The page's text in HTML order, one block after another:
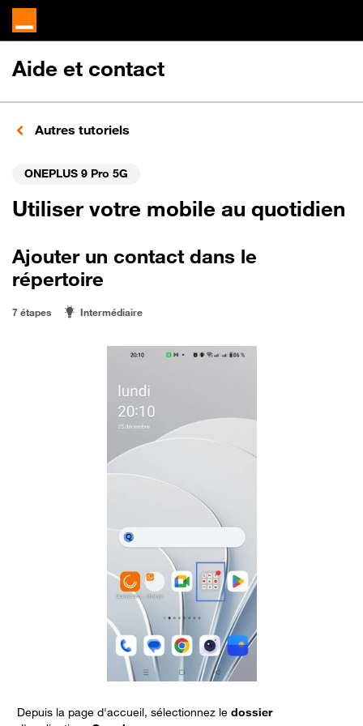
Aide et contact
Autres tutoriels
ONEPLUS 9 Pro 5G
Utiliser votre mobile au quotidien
Ajouter un contact dans le
répertoire
7 étapes Intermédiaire
Depuis la page d'accueil, sélectionnez le dossier